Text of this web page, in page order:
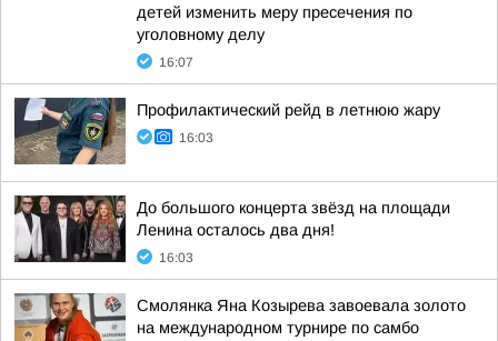
детей изменить меру пресечения по
уголовному делу
16:07
Профилактический рейд в летнюю жару
16:03
До большого концерта звёзд на площади
Ленина осталось два дня!
16:03
Смолянка Яна Козырева завоевала золото
на международном турнире по самбо